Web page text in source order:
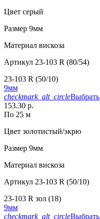
Цвет серый
Размер 9мм
Материал вискоза
Артикул 23-103 R (80/54)
23-103 R (50/10)
9мм
checkmark_alt_circleВыбрать
153.30 р.
По 25 м
Цвет золотистый/экрю
Размер 9мм
Материал вискоза
Артикул 23-103 R (50/10)
23-103 R зол (18)
9мм
checkmark_alt_circleВыбрать